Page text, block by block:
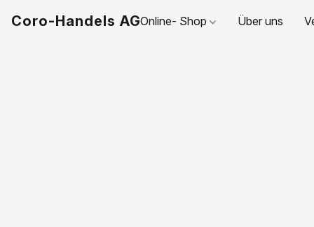
Coro-Handels AGOnline- Shop Über uns